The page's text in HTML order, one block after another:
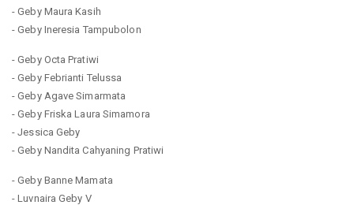
- Geby Maura Kasih
- Geby Ineresia Tampubolon
- Geby Octa Pratiwi
- Geby Febrianti Telussa
- Geby Agave Simarmata
- Geby Friska Laura Simamora
- Jessica Geby
- Geby Nandita Cahyaning Pratiwi
- Geby Banne Mamata
- Luvnaira Geby V